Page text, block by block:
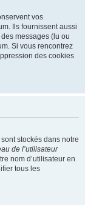
vos
Ils fournissent aussi
messages (lu ou
Si vous rencontrez
des cookies
stockés dans notre
de l’utilisateur
nom d’utilisateur en
tous les